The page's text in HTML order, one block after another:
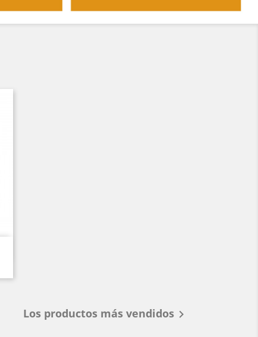
Los productos más vendidos 